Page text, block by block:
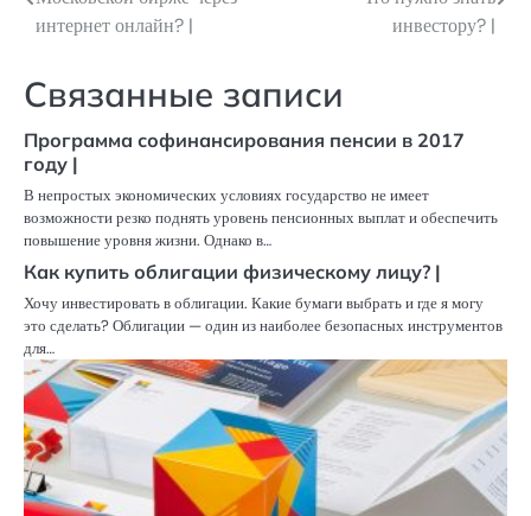
по
интернет онлайн? |
инвестору? |
Связанные записи
Программа софинансирования пенсии в 2017
году |
В непростых экономических условиях государство не имеет
возможности резко поднять уровень пенсионных выплат и обеспечить
повышение уровня жизни. Однако в…
Как купить облигации физическому лицу? |
Хочу инвестировать в облигации. Какие бумаги выбрать и где я могу
это сделать? Облигации — один из наиболее безопасных инструментов
для…